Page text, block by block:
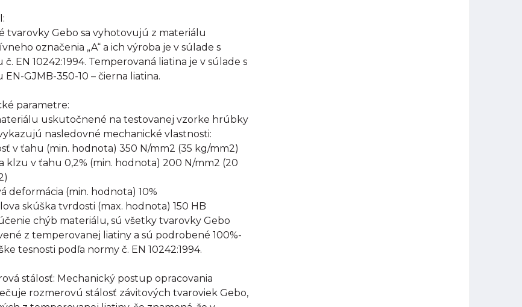
tvarovky Gebo sa vyhotovujú z materiálu
označenia „A“ a ich výroba je v súlade s
č. EN 10242:1994. Temperovaná liatina je v súlade s
EN-GJMB-350-10 – čierna liatina.
parametre:
uskutočnené na testovanej vzorke hrúbky
nasledovné mechanické vlastnosti:
v ťahu (min. hodnota) 350 N/mm2 (35 kg/mm2)
klzu v ťahu 0,2% (min. hodnota) 200 N/mm2 (20
deformácia (min. hodnota) 10%
skúška tvrdosti (max. hodnota) 150 HB
chýb materiálu, sú všetky tvarovky Gebo
z temperovanej liatiny a sú podrobené 100%-
tesnosti podľa normy č. EN 10242:1994.
stálosť: Mechanický postup opracovania
rozmerovú stálosť závitových tvaroviek Gebo,